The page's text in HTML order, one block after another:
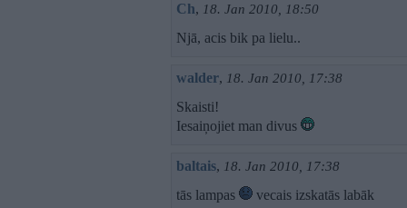
Ch, 18. Jan 2010, 18:50
Njā, acis bik pa lielu..
walder, 18. Jan 2010, 17:38
Skaisti!
Iesaiņojiet man divus
baltais, 18. Jan 2010, 17:38
tās lampas vecais izskatās labāk